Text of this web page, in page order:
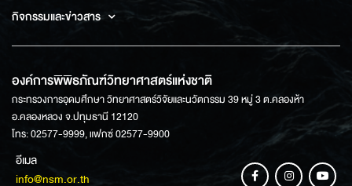
กิจกรรมและข่าวสาร
องค์การพิพิธภัณฑ์วิทยาศาสตร์แห่งชาติ
กระทรวงการอุดมศึกษา วิทยาศาสตร์วิจัยและนวัตกรรม 39 หมู่ 3 ต.คลองห้า
อ.คลองหลวง จ.ปทุมธานี 12120
โทร: 02577-9999, แฟกซ์ 02577-9900
อีเมล
info@nsm.or.th